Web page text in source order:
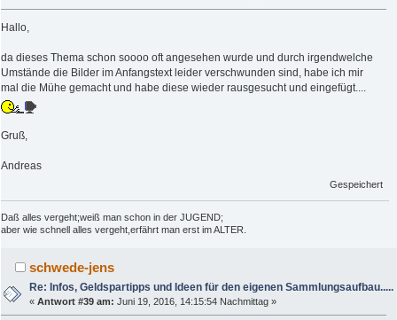
Hallo,
da dieses Thema schon soooo oft angesehen wurde und durch irgendwelche
Umstände die Bilder im Anfangstext leider verschwunden sind, habe ich mir
mal die Mühe gemacht und habe diese wieder rausgesucht und eingefügt....
Gruß,
Andreas
Gespeichert
Daß alles vergeht;weiß man schon in der JUGEND;
aber wie schnell alles vergeht,erfährt man erst im ALTER.
schwede-jens
Re: Infos, Geldspartipps und Ideen für den eigenen Sammlungsaufbau.....
«Antwort #39 am: Juni 19, 2016, 14:15:54 Nachmittag »